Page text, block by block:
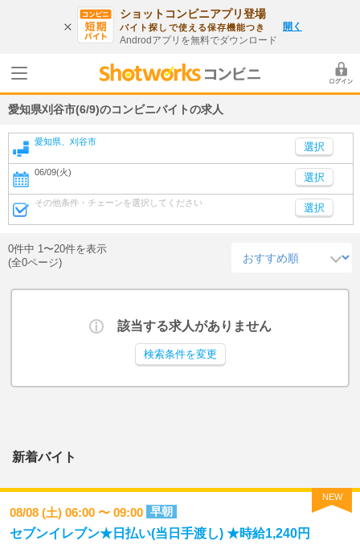
ショットコンビニアプリ登場
バイト探しで使える保存機能つき
Androdアプリを無料でダウンロード
開く
愛知県刈谷市(6/9)のコンビニバイトの求人
愛知県、刈谷市
06/09(火) 選択
その他条件・チェーンを選択してください 選択
0件中 1〜20件を表示
(全0ページ)
該当する求人がありません
検索条件を変更
新着バイト
NEW
08/08 (土) 06:00 〜 09:00 早朝
セブンイレブン★日払い(当日手渡し) ★時給1,240円